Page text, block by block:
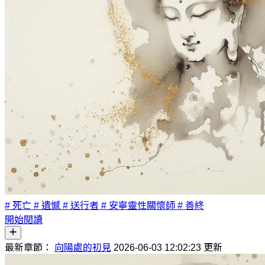
# 死亡 # 遺憾 # 送行者 # 安寧靈性關懷師 # 善終
開始閱讀
最新章節： 向陽處的初見 2026-06-03 12:02:23 更新